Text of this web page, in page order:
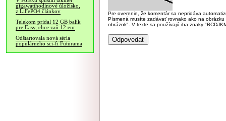
gigawatthodinové úložisko,
z LiFePO4 článkov
Telekom pridal 12 GB balík
pre Easy, chce zaň 12 eur
Odštartovala nová séria
populárneho sci-fi Futurama
Pre overenie, že komentár sa nepridáva
Písmená musíte zadávať rovnako ako na
obrázok". V texte sa používajú iba znaky